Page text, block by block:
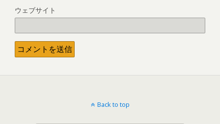
ウェブサイト
Back to top